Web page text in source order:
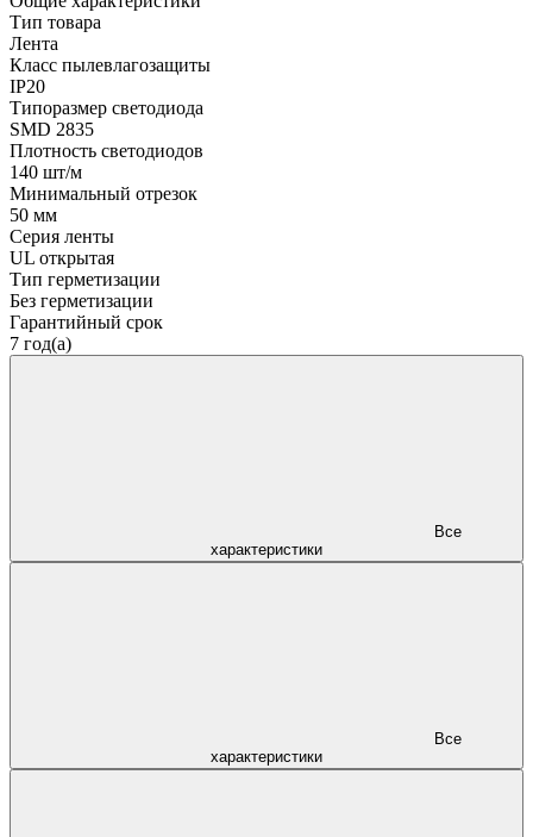
Тип товара
Лента
Класс пылевлагозащиты
IP20
Типоразмер светодиода
SMD 2835
Плотность светодиодов
140 шт/м
Минимальный отрезок
50 мм
Серия ленты
UL открытая
Тип герметизации
Без герметизации
Гарантийный срок
7 год(а)
характеристики
характеристики